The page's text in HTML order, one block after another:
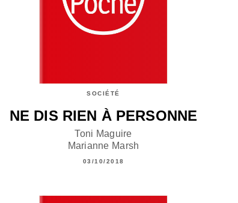
SOCIÉTÉ
NE DIS RIEN À PERSONNE
Toni Maguire
Marianne Marsh
03/10/2018